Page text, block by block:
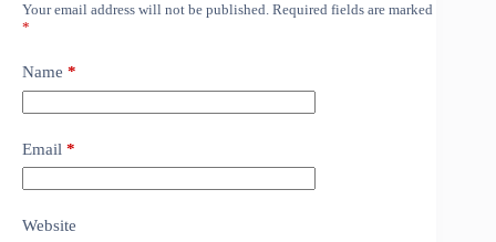
Your email address will not be published. Required fields are marked
*
Name *
Email *
Website